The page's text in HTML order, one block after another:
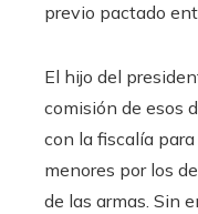
previo pactado
El hijo del
comisión de esos
con la fiscalía
menores por los
de las armas. Sin